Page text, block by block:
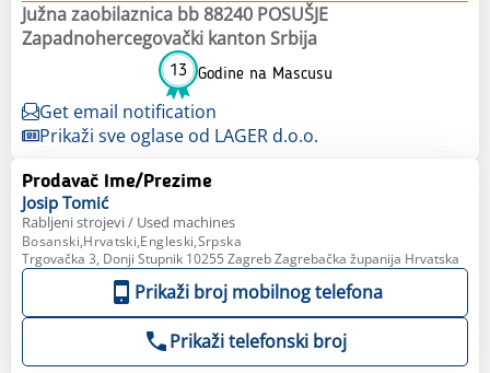
Južna zaobilaznica bb 88240 POSUŠJE
Zapadnohercegovački kanton Srbija
13 Godine na Mascusu
Get email notification
Prikaži sve oglase od LAGER d.o.o.
Prodavač Ime/Prezime
Josip Tomić
Rabljeni strojevi / Used machines
Bosanski,Hrvatski,Engleski,Srpska
Trgovačka 3, Donji Stupnik 10255 Zagreb Zagrebačka županija Hrvatska
Prikaži broj mobilnog telefona
Prikaži telefonski broj